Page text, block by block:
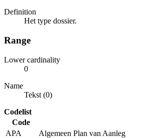
Definition
Het type dossier.
Range
Lower cardinality
0
Name
Tekst (0)
Codelist
Code
APA
Algemeen Plan van Aanleg